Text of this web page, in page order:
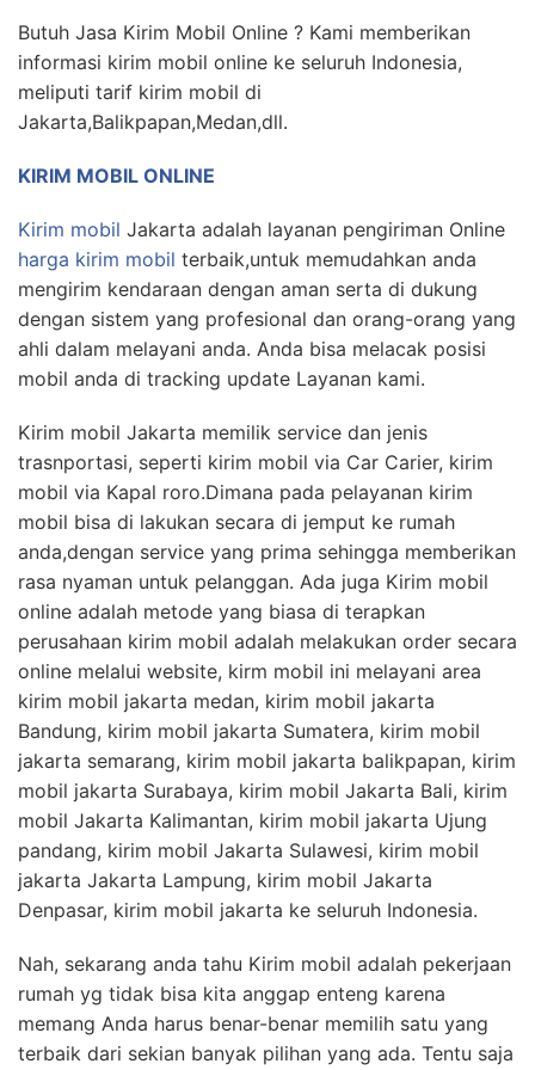
Butuh Jasa Kirim Mobil Online ? Kami memberikan
informasi kirim mobil online ke seluruh Indonesia,
meliputi tarif kirim mobil di
Jakarta,Balikpapan,Medan,dll.
KIRIM MOBIL ONLINE
Kirim mobil Jakarta adalah layanan pengiriman Online
harga kirim mobil terbaik,untuk memudahkan anda
mengirim kendaraan dengan aman serta di dukung
dengan sistem yang profesional dan orang-orang yang
ahli dalam melayani anda. Anda bisa melacak posisi
mobil anda di tracking update Layanan kami.
Kirim mobil Jakarta memilik service dan jenis
trasnportasi, seperti kirim mobil via Car Carier, kirim
mobil via Kapal roro.Dimana pada pelayanan kirim
mobil bisa di lakukan secara di jemput ke rumah
anda,dengan service yang prima sehingga memberikan
rasa nyaman untuk pelanggan. Ada juga Kirim mobil
online adalah metode yang biasa di terapkan
perusahaan kirim mobil adalah melakukan order secara
online melalui website, kirm mobil ini melayani area
kirim mobil jakarta medan, kirim mobil jakarta
Bandung, kirim mobil jakarta Sumatera, kirim mobil
jakarta semarang, kirim mobil jakarta balikpapan, kirim
mobil jakarta Surabaya, kirim mobil Jakarta Bali, kirim
mobil Jakarta Kalimantan, kirim mobil jakarta Ujung
pandang, kirim mobil Jakarta Sulawesi, kirim mobil
jakarta Jakarta Lampung, kirim mobil Jakarta
Denpasar, kirim mobil jakarta ke seluruh Indonesia.
Nah, sekarang anda tahu Kirim mobil adalah pekerjaan
rumah yg tidak bisa kita anggap enteng karena
memang Anda harus benar-benar memilih satu yang
terbaik dari sekian banyak pilihan yang ada. Tentu saja